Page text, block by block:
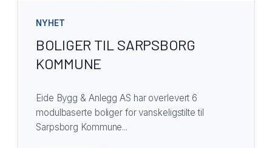
NYHET
BOLIGER TIL SARPSBORG
KOMMUNE
Eide Bygg & Anlegg AS har overlevert 6
modulbaserte boliger for vanskeligstilte til
Sarpsborg Kommune...